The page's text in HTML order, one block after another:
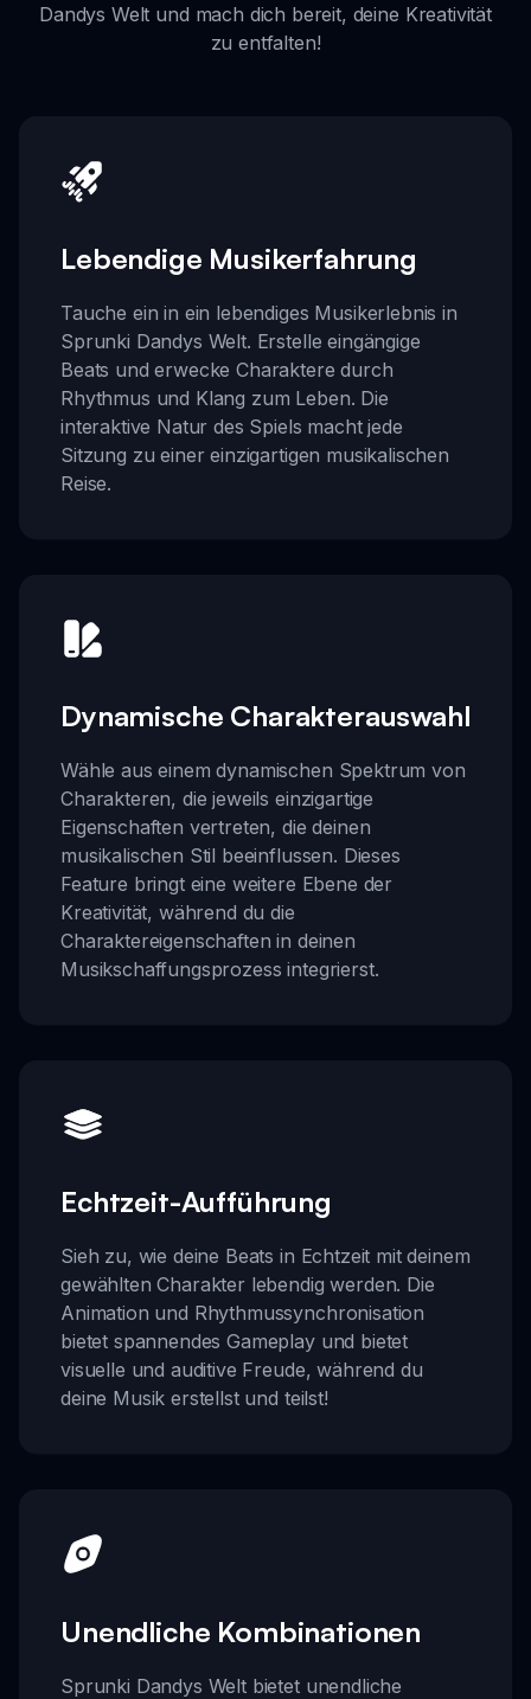
Dandys Welt und mach dich bereit, deine Kreativität
zu entfalten!
Lebendige Musikerfahrung
Tauche ein in ein lebendiges Musikerlebnis in
Sprunki Dandys Welt. Erstelle eingängige
Beats und erwecke Charaktere durch
Rhythmus und Klang zum Leben. Die
interaktive Natur des Spiels macht jede
Sitzung zu einer einzigartigen musikalischen
Reise.
Dynamische Charakterauswahl
Wähle aus einem dynamischen Spektrum von
Charakteren, die jeweils einzigartige
Eigenschaften vertreten, die deinen
musikalischen Stil beeinflussen. Dieses
Feature bringt eine weitere Ebene der
Kreativität, während du die
Charaktereigenschaften in deinen
Musikschaffungsprozess integrierst.
Echtzeit-Aufführung
Sieh zu, wie deine Beats in Echtzeit mit deinem
gewählten Charakter lebendig werden. Die
Animation und Rhythmussynchronisation
bietet spannendes Gameplay und bietet
visuelle und auditive Freude, während du
deine Musik erstellst und teilst!
Unendliche Kombinationen
Sprunki Dandys Welt bietet unendliche